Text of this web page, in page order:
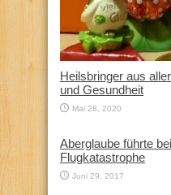
Heilsbringer aus
und Gesundheit
Mai 28, 2020
Aberglaube führte
Flugkatastrophe
Juni 29, 2017